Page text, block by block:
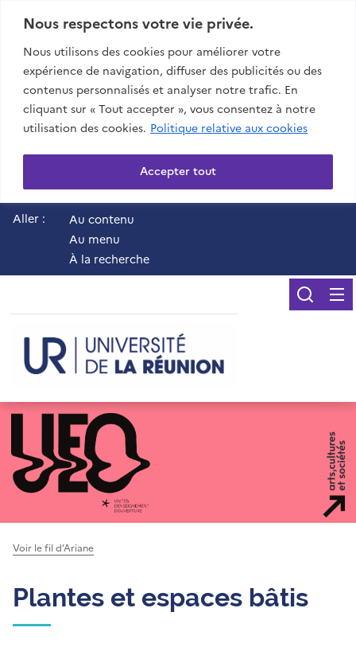
Nous respectons votre vie privée.
Nous utilisons des cookies pour améliorer votre
expérience de navigation, diffuser des publicités ou des
contenus personnalisés et analyser notre trafic. En
cliquant sur « Tout accepter », vous consentez à notre
utilisation des cookies. Politique relative aux cookies
Accepter tout
Aller :
Au contenu
Au menu
À la recherche
Voir le fil d’Ariane
Plantes et espaces bâtis